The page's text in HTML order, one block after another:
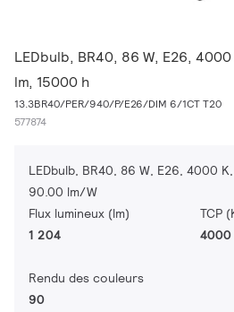
LEDbulb, BR40, 86 W, E26, 4000
lm, 15000 h
13.3BR40/PER/940/P/E26/DIM 6/1CT T20
577874
LEDbulb, BR40, 86 W, E26, 4000
90.00 lm/W
Flux lumineux (lm)
1 204
TCP
4000
Rendu des couleurs
90